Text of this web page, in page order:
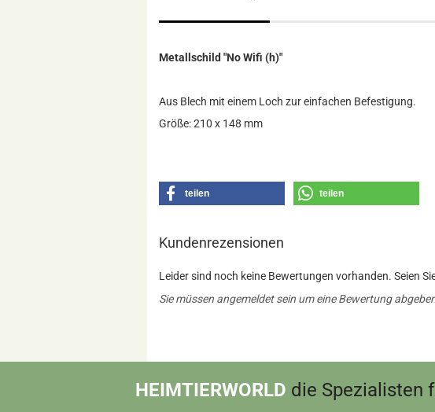
Metallschild "No Wifi (h)"
Aus Blech mit einem Loch zur einfachen Befestigung.
Größe: 210 x 148 mm
teilen teilen
Kundenrezensionen
Leider sind noch keine Bewertungen vorhanden. Seien
Sie müssen angemeldet sein um eine Bewertung
HEIMTIERWORLD die Spezialisten